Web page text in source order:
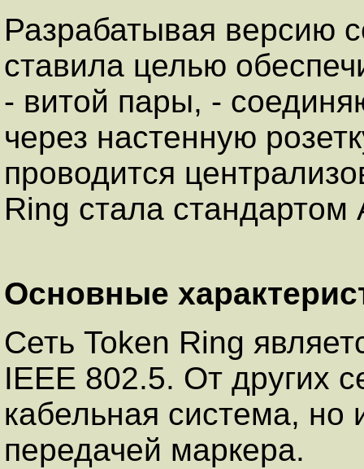
Разрабатывая версию
ставила целью
- витой пары, -
через настенную
проводится
Ring стала стандартом
Основные
Сеть Token Ring
IEEE 802.5. От других
кабельная система, но
передачей маркера.